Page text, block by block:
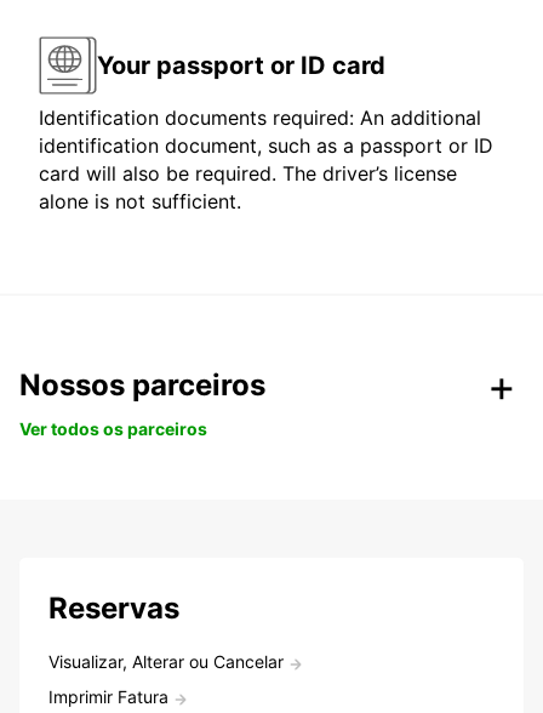
Your passport or ID card
Identification documents required: An additional
identification document, such as a passport or ID
card will also be required. The driver’s license
alone is not sufficient.
Nossos parceiros
Ver todos os parceiros
Reservas
Visualizar, Alterar ou Cancelar
Imprimir Fatura